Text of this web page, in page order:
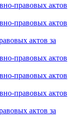
правовых актов
правовых актов
актов за
правовых актов
правовых актов
правовых актов
актов за